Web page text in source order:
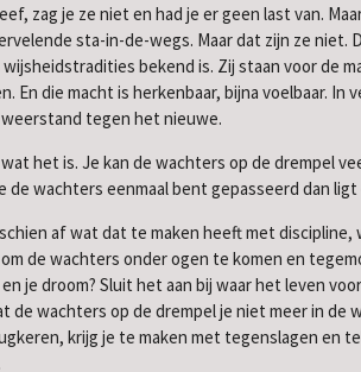
zag je ze niet en had je er geen last van.
sta-in-de-wegs. Maar dat zijn ze niet.
bekend is. Zij staan voor de
En die macht is herkenbaar, bijna voelbaar.
tegen het nieuwe.
het is. Je kan de wachters op de drempel
de wachters eenmaal bent gepasseerd dan
af wat dat te maken heeft met
de wachters onder ogen te komen en
en je droom? Sluit het aan bij waar het leven
de wachters op de drempel je niet meer in
krijg je te maken met tegenslagen en